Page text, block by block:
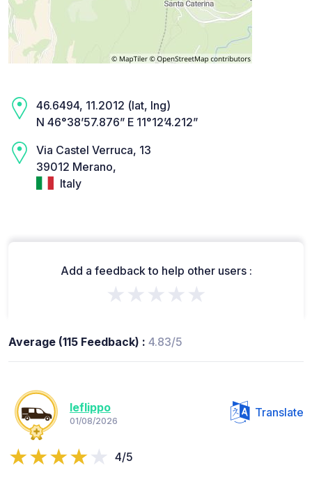
46.6494, 11.2012 (lat, lng)
N 46°38’57.876” E 11°12’4.212”
Via Castel Verruca, 13
39012 Merano,
Italy
Add a feedback to help other users :
★★★★★
Average (115 Feedback) : 4.83/5
leflippo
01/08/2026
Translate
4/5